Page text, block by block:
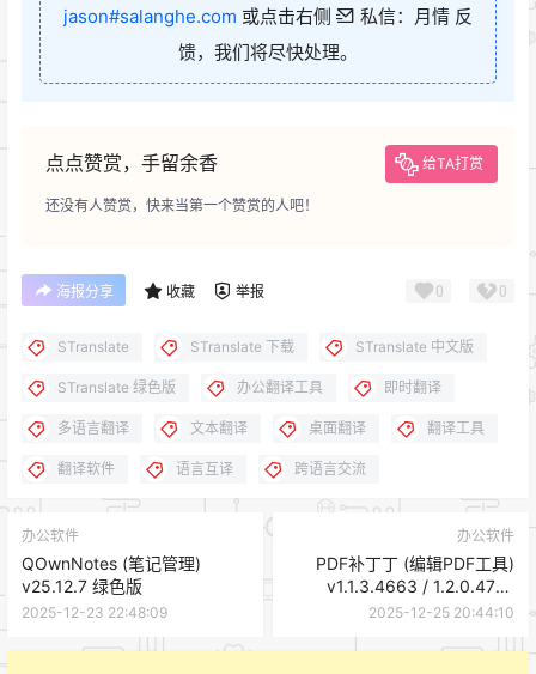
jason#salanghe.com 或点击右侧
私信：月情 反
馈，我们将尽快处理。
点点赞赏，手留余香 给TA打赏
还没有人赞赏，快来当第一个赞赏的人吧！
海报分享 收藏 举报 0 0
STranslate STranslate 下载 STranslate 中文版
STranslate 绿色版 办公翻译工具 即时翻译
多语言翻译 文本翻译 桌面翻译 翻译工具
翻译软件 语言互译 跨语言交流
办公软件
QOwnNotes (笔记管理)
v25.12.7 绿色版
2025-12-23 22:48:09
办公软件
PDF补丁丁 (编辑PDF工具)
v1.1.3.4663 / 1.2.0.4701
Beta 绿色版
2025-12-25 20:44:10